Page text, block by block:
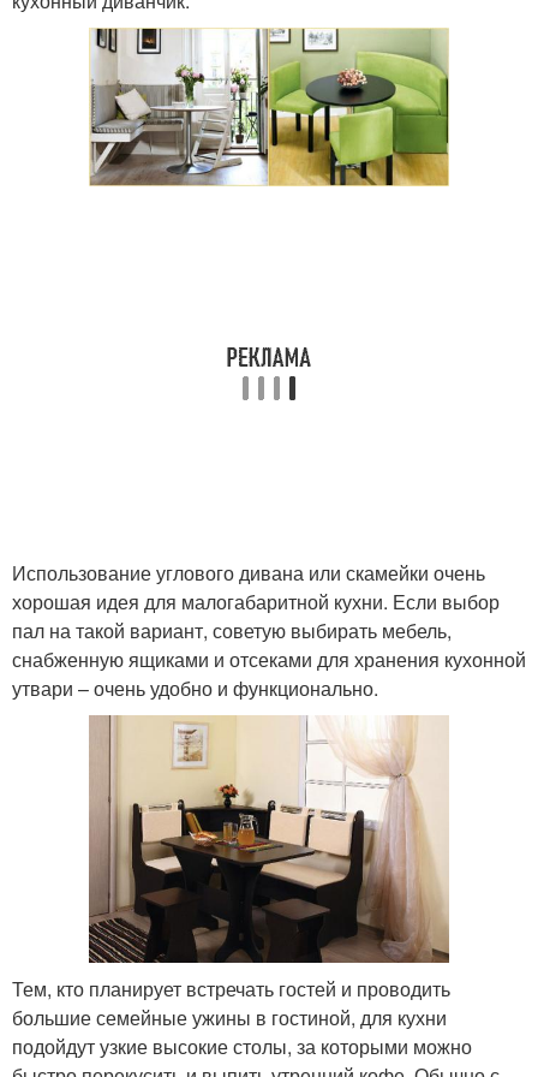
Использование углового дивана или скамейки очень
хорошая идея для малогабаритной кухни. Если выбор
пал на такой вариант, советую выбирать мебель,
снабженную ящиками и отсеками для хранения кухонной
утвари – очень удобно и функционально.
Тем, кто планирует встречать гостей и проводить
большие семейные ужины в гостиной, для кухни
подойдут узкие высокие столы, за которыми можно